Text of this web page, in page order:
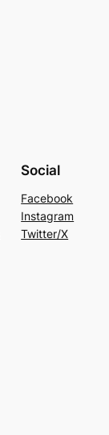
Social
Facebook
Instagram
Twitter/X